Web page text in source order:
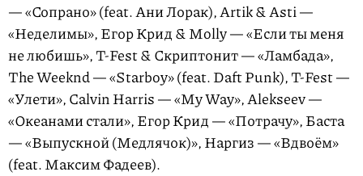
— «Сопрано» (feat. Ани Лорак), Artik & Asti —
«Неделимы», Егор Крид & Molly — «Если ты меня
не любишь», T-Fest & Скриптонит — «Ламбада»,
The Weeknd — «Starboy» (feat. Daft Punk), T-Fest —
«Улети», Calvin Harris — «My Way», Alekseev —
«Океанами стали», Егор Крид — «Потрачу», Баста
— «Выпускной (Медлячок)», Наргиз — «Вдвоём»
(feat. Максим Фадеев).